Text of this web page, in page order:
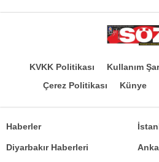
KVKK Politikası Kullanım
Çerez Politikası
Künye
Haberler
Diyarbakır Haberleri